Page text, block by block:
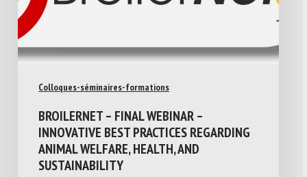
Colloques-séminaires-formations
BROILERNET – FINAL WEBINAR –
INNOVATIVE BEST PRACTICES REGARDING
ANIMAL WELFARE, HEALTH, AND
SUSTAINABILITY